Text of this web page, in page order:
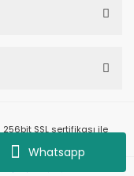
Whatsapp
256bit SSL sertifikası ile